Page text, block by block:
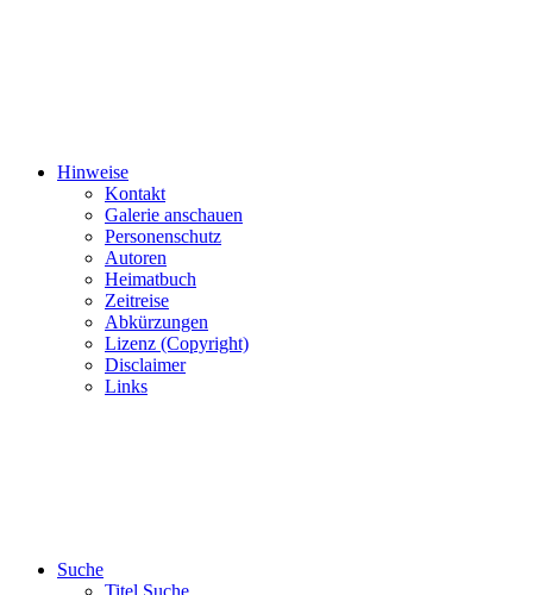
Hinweise
Kontakt
Galerie anschauen
Personenschutz
Autoren
Heimatbuch
Zeitreise
Abkürzungen
Lizenz (Copyright)
Disclaimer
Links
Suche
Titel Suche